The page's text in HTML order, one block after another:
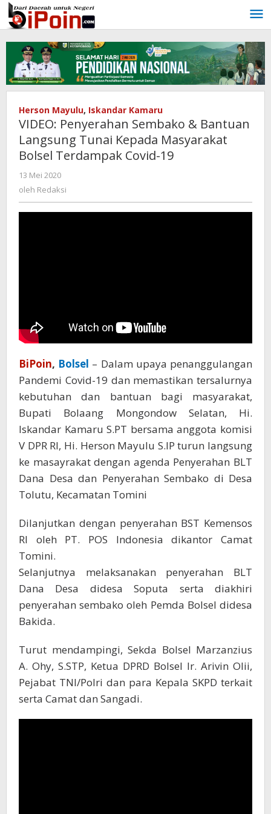
Lewati
ke
konten
Herson Mayulu, Iskandar Kamaru
VIDEO: Penyerahan Sembako & Bantuan
Langsung Tunai Kepada Masyarakat
Bolsel Terdampak Covid-19
13 Mei 2020
oleh Redaksi
BiPoin, Bolsel – Dalam upaya penanggulangan
Pandemi Covid-19 dan memastikan tersalurnya
kebutuhan dan bantuan bagi masyarakat,
Bupati Bolaang Mongondow Selatan, Hi.
Iskandar Kamaru S.PT bersama anggota komisi
V DPR RI, Hi. Herson Mayulu S.IP turun langsung
ke masayrakat dengan agenda Penyerahan BLT
Dana Desa dan Penyerahan Sembako di Desa
Tolutu, Kecamatan Tomini
Dilanjutkan dengan penyerahan BST Kemensos
RI oleh PT. POS Indonesia dikantor Camat
Tomini.
Selanjutnya melaksanakan penyerahan BLT
Dana Desa didesa Soputa serta diakhiri
penyerahan sembako oleh Pemda Bolsel didesa
Bakida.
Turut mendampingi, Sekda Bolsel Marzanzius
A. Ohy, S.STP, Ketua DPRD Bolsel Ir. Arivin Olii,
Pejabat TNI/Polri dan para Kepala SKPD terkait
serta Camat dan Sangadi.